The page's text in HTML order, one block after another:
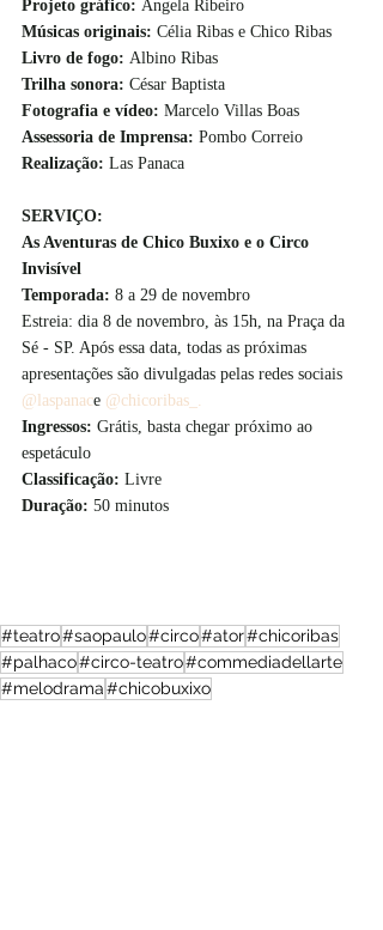
Projeto gráfico: Angela Ribeiro
Músicas originais: Célia Ribas e Chico Ribas
Livro de fogo: Albino Ribas
Trilha sonora: César Baptista
Fotografia e vídeo: Marcelo Villas Boas
Assessoria de Imprensa: Pombo Correio
Realização: Las Panaca
SERVIÇO:
As Aventuras de Chico Buxixo e o Circo
Invisível
Temporada: 8 a 29 de novembro
Estreia: dia 8 de novembro, às 15h, na Praça da
Sé - SP. Após essa data, todas as próximas
apresentações são divulgadas pelas redes sociais
@laspanace @chicoribas_.
Ingressos: Grátis, basta chegar próximo ao
espetáculo
Classificação: Livre
Duração: 50 minutos
#teatro#saopaulo#circo#ator#chicoribas
#palhaco#circo-teatro#commediadellarte
#melodrama#chicobuxixo